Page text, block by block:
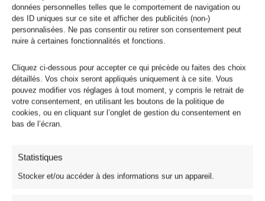
données personnelles telles que le comportement de navigation ou
des ID uniques sur ce site et afficher des publicités (non-)
personnalisées. Ne pas consentir ou retirer son consentement peut
nuire à certaines fonctionnalités et fonctions.
Cliquez ci-dessous pour accepter ce qui précède ou faites des choix
détaillés. Vos choix seront appliqués uniquement à ce site. Vous
pouvez modifier vos réglages à tout moment, y compris le retrait de
votre consentement, en utilisant les boutons de la politique de
cookies, ou en cliquant sur l’onglet de gestion du consentement en
bas de l’écran.
Statistiques
Stocker et/ou accéder à des informations sur un appareil.
Recherche
Tissus 339
Coton
Coton Imprimé Oeko Tex 26